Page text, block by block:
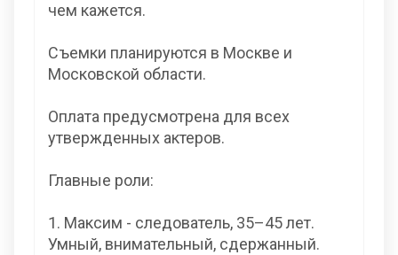
чем кажется.
Съемки планируются в Москве и
Московской области.
Оплата предусмотрена для всех
утвержденных актеров.
Главные роли:
1. Максим - следователь, 35–45 лет.
Умный, внимательный, сдержанный.